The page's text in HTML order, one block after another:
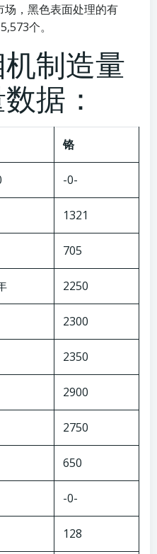
，黑色表面处理的有
个。
制造量
据：
铬
-0-
1321
705
2250
2300
2350
2900
2750
650
-0-
128